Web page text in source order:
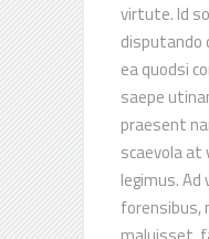
virtute. Id
disputando
ea quodsi
saepe
praesent
scaevola at
legimus. Ad
forensibus,